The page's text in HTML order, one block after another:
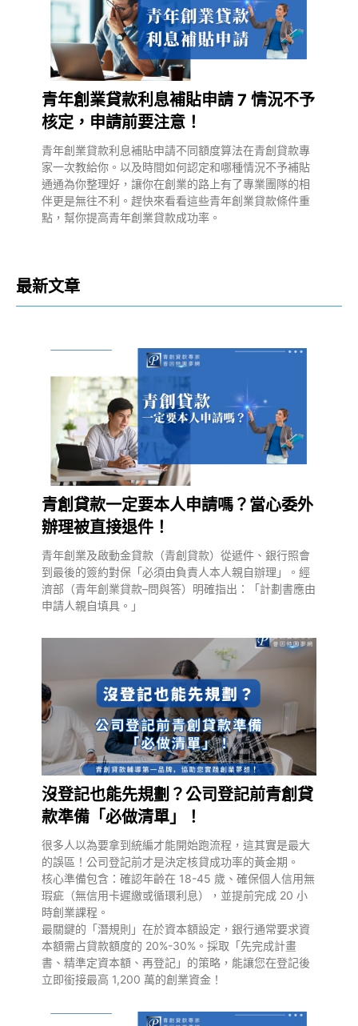
青年創業貸款利息補貼申請 7 情況不予
核定，申請前要注意！
青年創業貸款利息補貼申請不同額度算法在青創貸款專
家一次教給你。以及時間如何認定和哪種情況不予補貼
通通為你整理好，讓你在創業的路上有了專業團隊的相
伴更是無往不利。趕快來看看這些青年創業貸款條件重
點，幫你提高青年創業貸款成功率。
最新文章
青創貸款一定要本人申請嗎？當心委外
辦理被直接退件！
青年創業及啟動金貸款（青創貸款）從遞件、銀行照會
到最後的簽約對保「必須由負責人本人親自辦理」。經
濟部（青年創業貸款–問與答）明確指出：「計劃書應由
申請人親自填具。」
沒登記也能先規劃？公司登記前青創貸
款準備「必做清單」！
很多人以為要拿到統編才能開始跑流程，這其實是最大
的誤區！公司登記前才是決定核貸成功率的黃金期。
核心準備包含：確認年齡在 18-45 歲、確保個人信用無
瑕疵（無信用卡遲繳或循環利息），並提前完成 20 小
時創業課程。
最關鍵的「潛規則」在於資本額設定，銀行通常要求資
本額需占貸款額度的 20%-30%。採取「先完成計畫
書、精準定資本額、再登記」的策略，能讓您在登記後
立即銜接最高 1,200 萬的創業資金！